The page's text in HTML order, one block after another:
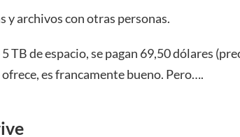
archivos con otras personas.
TB de espacio, se pagan 69,50 dólares
es francamente bueno. Pero….